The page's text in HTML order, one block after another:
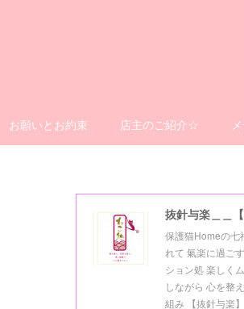
お願いとお約束 店主のご紹介☆
保護猫Homeの七
れて 氣楽に過ご
ション処 楽しく
しながら 心を整
組み 【抜針与楽